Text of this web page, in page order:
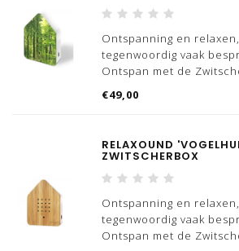
Ontspanning en
tegenwoordig vaak
Ontspan met de
'vogelhuizen'
Wist jij dat 'Zwitscher'
Dat is nou exact wat dit
€49,00
RELAXOUND
ZWITSCHERBOX
Ontspanning en
tegenwoordig vaak
Ontspan met de